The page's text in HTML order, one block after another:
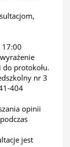
protokołu.
nr 3
404
opinii
jest